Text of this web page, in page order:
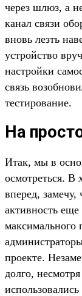
через шлюз, а
канал связи
вновь лезть
устройство
настройки
связь
тестирование.
На
Итак, мы в
осмотреться. В
вперед,
активность
проекте.
долго,